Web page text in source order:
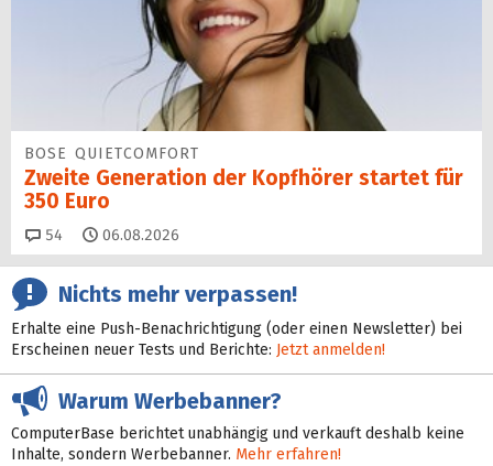
BOSE QUIETCOMFORT
Zweite Generation der Kopfhörer startet für
350 Euro
54 Kommentare
06.08.2026
Nichts mehr verpassen!
Erhalte eine Push-Benachrichtigung (oder einen Newsletter) bei
Erscheinen neuer Tests und Berichte: Jetzt anmelden!
Warum Werbebanner?
ComputerBase berichtet unabhängig und verkauft deshalb keine
Inhalte, sondern Werbebanner. Mehr erfahren!